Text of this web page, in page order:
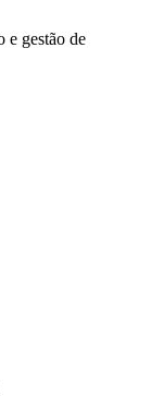
e gestão de